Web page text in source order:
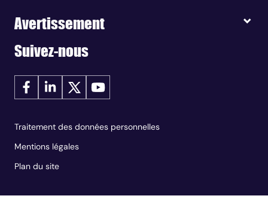
Avertissement
Suivez-nous
Traitement des données personnelles
Mentions légales
Plan du site